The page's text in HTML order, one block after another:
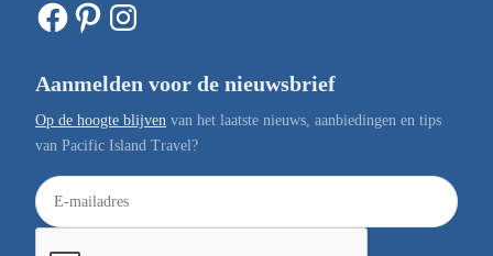
Facebook Pinterest Instagram
Aanmelden voor de nieuwsbrief
Op de hoogte blijven van het laatste nieuws, aanbiedingen en tips
van Pacific Island Travel?
E
-